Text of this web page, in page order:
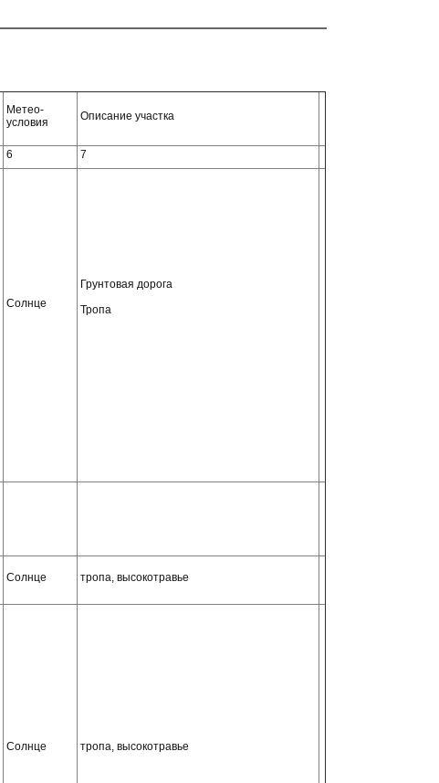
Метео-
условия
Описание участка
6 7
Солнце
Грунтовая дорога
Тропа
Солнце тропа, высокотравье
Солнце тропа, высокотравье